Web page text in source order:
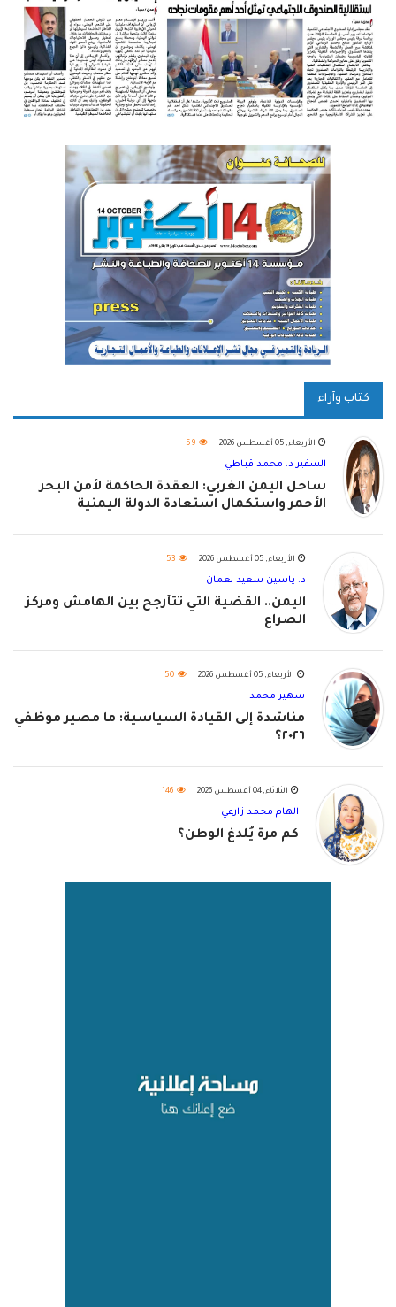
كتاب وآراء
الأربعاء, 05 أغسطس 2026 59
السفير د. محمد قباطي
ساحل اليمن الغربي: العقدة الحاكمة لأمن البحر
الأحمر واستكمال استعادة الدولة اليمنية
الأربعاء, 05 أغسطس 2026 53
د. ياسين سعيد نعمان
اليمن.. القضية التي تتأرجح بين الهامش ومركز
الصراع
الأربعاء, 05 أغسطس 2026 50
سهير محمد
مناشدة إلى القيادة السياسية: ما مصير موظفي
٢٠٢٦؟
الثلاثاء, 04 أغسطس 2026 146
الهام محمد زارعي
كم مرة يُلدغ الوطن؟